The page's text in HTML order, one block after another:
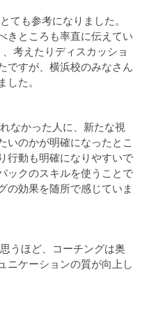
ても参考になりました。
きところも率直に伝えてい
考えたりディスカッショ
ですが、横浜校のみなさん
した。
なかった人に、新たな視
いのかが明確になったとこ
行動も明確になりやすいで
ックのスキルを使うことで
の効果を随所で感じていま
うほど、コーチングは奥
ニケーションの質が向上し